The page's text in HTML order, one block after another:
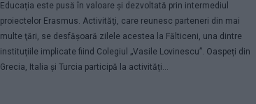
Educația este pusă în valoare și dezvoltată prin intermediul
proiectelor Erasmus. Activităţi, care reunesc parteneri din mai
multe ţări, se desfășoară zilele acestea la Fălticeni, una dintre
instituțiile implicate fiind Colegiul „Vasile Lovinescu”. Oaspeți din
Grecia, Italia și Turcia participă la activități...